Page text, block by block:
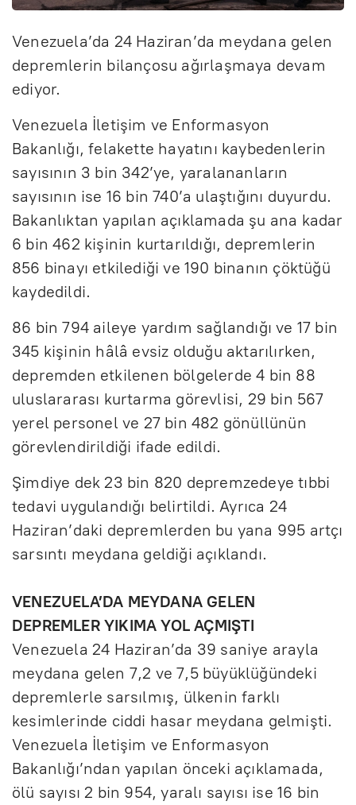
Venezuela’da 24 Haziran’da meydana gelen
depremlerin bilançosu ağırlaşmaya devam
ediyor.
Venezuela İletişim ve Enformasyon
Bakanlığı, felakette hayatını kaybedenlerin
sayısının 3 bin 342’ye, yaralananların
sayısının ise 16 bin 740’a ulaştığını duyurdu.
Bakanlıktan yapılan açıklamada şu ana kadar
6 bin 462 kişinin kurtarıldığı, depremlerin
856 binayı etkilediği ve 190 binanın çöktüğü
kaydedildi.
86 bin 794 aileye yardım sağlandığı ve 17 bin
345 kişinin hâlâ evsiz olduğu aktarılırken,
depremden etkilenen bölgelerde 4 bin 88
uluslararası kurtarma görevlisi, 29 bin 567
yerel personel ve 27 bin 482 gönüllünün
görevlendirildiği ifade edildi.
Şimdiye dek 23 bin 820 depremzedeye tıbbi
tedavi uygulandığı belirtildi. Ayrıca 24
Haziran’daki depremlerden bu yana 995 artçı
sarsıntı meydana geldiği açıklandı.
VENEZUELA’DA MEYDANA GELEN
DEPREMLER YIKIMA YOL AÇMIŞTI
Venezuela 24 Haziran’da 39 saniye arayla
meydana gelen 7,2 ve 7,5 büyüklüğündeki
depremlerle sarsılmış, ülkenin farklı
kesimlerinde ciddi hasar meydana gelmişti.
Venezuela İletişim ve Enformasyon
Bakanlığı’ndan yapılan önceki açıklamada,
ölü sayısı 2 bin 954, yaralı sayısı ise 16 bin